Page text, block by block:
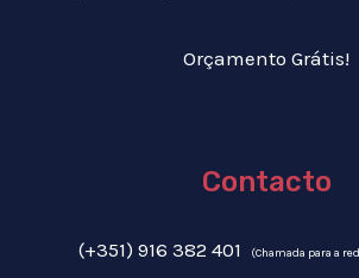
Orçamento Grátis!
Contacto
(+351) 916 382 401 (Chamada para a